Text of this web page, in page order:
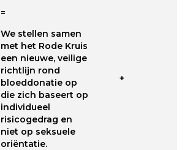
=
We stellen samen
met het Rode Kruis
een nieuwe, veilige
richtlijn rond
bloeddonatie op
die zich baseert op
individueel
risicogedrag en
niet op seksuele
oriëntatie.
+